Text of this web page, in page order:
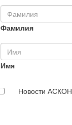
Фамилия
Имя
Новости АСКОН